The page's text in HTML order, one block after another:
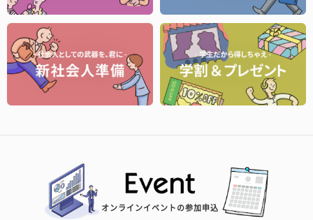
オンラインイベントの参加申込